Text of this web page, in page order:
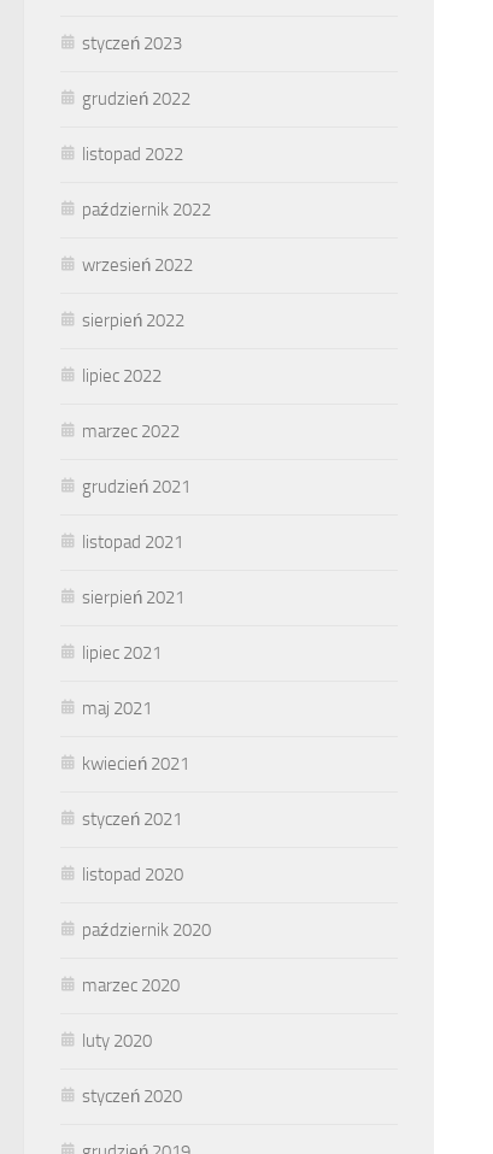
styczeń 2023
grudzień 2022
listopad 2022
październik 2022
wrzesień 2022
sierpień 2022
lipiec 2022
marzec 2022
grudzień 2021
listopad 2021
sierpień 2021
lipiec 2021
maj 2021
kwiecień 2021
styczeń 2021
listopad 2020
październik 2020
marzec 2020
luty 2020
styczeń 2020